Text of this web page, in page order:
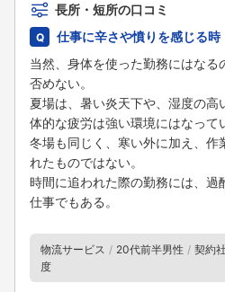
長所・短所の口コミ
仕事に辛さや憤りを感じる時
当然、身体を使った勤務にはなる
否めない。
夏場は、暑い炎天下や、湿度の高
体的な疲労は強い環境にはなって
冬場も同じく、寒い外に加え、作
れたものではない。
時間に追われた際の勤務には、過
仕事でもある。
物流サービス 20代前半男性 契約
度